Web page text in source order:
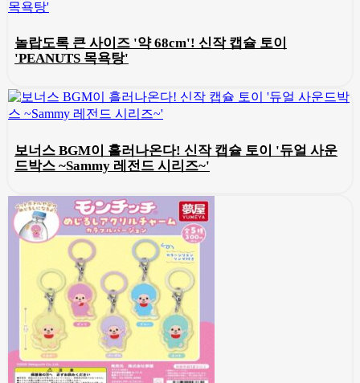
놀랍도록 큰 사이즈 '약 68cm'! 신작 캡슐 토이
'PEANUTS 목욕탕'
보너스 BGM이 흘러나온다! 신작 캡슐 토이 '듀얼 사운
드박스 ~Sammy 레전드 시리즈~'